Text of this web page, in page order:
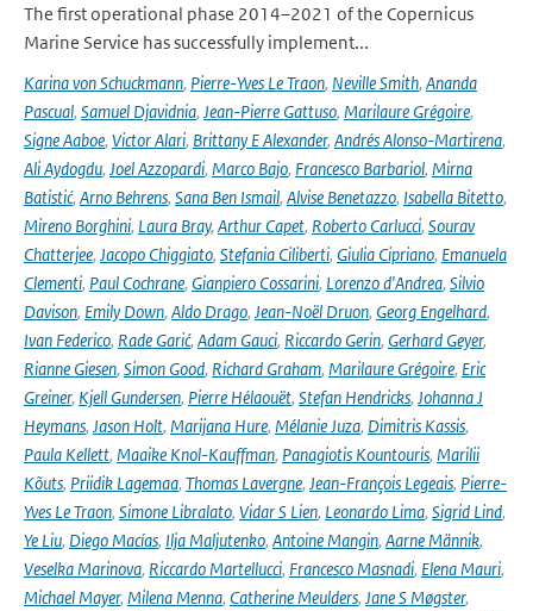
The first operational phase 2014–2021 of the Copernicus
Marine Service has successfully implement...
Karina von Schuckmann, Pierre-Yves Le Traon, Neville Smith, Ananda
Pascual, Samuel Djavidnia, Jean-Pierre Gattuso, Marilaure Grégoire,
Signe Aaboe, Victor Alari, Brittany E Alexander, Andrés Alonso-Martirena,
Ali Aydogdu, Joel Azzopardi, Marco Bajo, Francesco Barbariol, Mirna
Batistić, Arno Behrens, Sana Ben Ismail, Alvise Benetazzo, Isabella Bitetto,
Mireno Borghini, Laura Bray, Arthur Capet, Roberto Carlucci, Sourav
Chatterjee, Jacopo Chiggiato, Stefania Ciliberti, Giulia Cipriano, Emanuela
Clementi, Paul Cochrane, Gianpiero Cossarini, Lorenzo d'Andrea, Silvio
Davison, Emily Down, Aldo Drago, Jean-Noël Druon, Georg Engelhard,
Ivan Federico, Rade Garić, Adam Gauci, Riccardo Gerin, Gerhard Geyer,
Rianne Giesen, Simon Good, Richard Graham, Marilaure Grégoire, Eric
Greiner, Kjell Gundersen, Pierre Hélaouët, Stefan Hendricks, Johanna J
Heymans, Jason Holt, Marijana Hure, Mélanie Juza, Dimitris Kassis,
Paula Kellett, Maaike Knol-Kauffman, Panagiotis Kountouris, Marilii
Kõuts, Priidik Lagemaa, Thomas Lavergne, Jean-François Legeais, Pierre-
Yves Le Traon, Simone Libralato, Vidar S Lien, Leonardo Lima, Sigrid Lind,
Ye Liu, Diego Macías, Ilja Maljutenko, Antoine Mangin, Aarne Männik,
Veselka Marinova, Riccardo Martellucci, Francesco Masnadi, Elena Mauri,
Michael Mayer, Milena Menna, Catherine Meulders, Jane S Møgster,